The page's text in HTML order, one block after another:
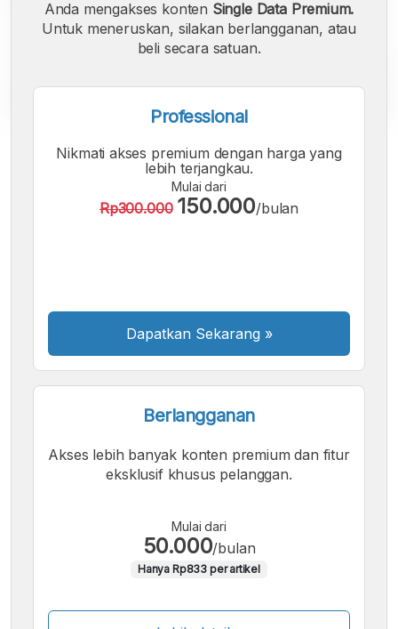
FontFont
Sedang
Font
Besar
Anda mengakses konten Single Data Premium.
Untuk meneruskan, silakan berlangganan, atau
beli secara satuan.
Professional
Nikmati akses premium dengan harga yang
lebih terjangkau.
Mulai dari
Rp300.000 150.000/bulan
Dapatkan Sekarang »
Berlangganan
Akses lebih banyak konten premium dan fitur
eksklusif khusus pelanggan.
Mulai dari
50.000/bulan
Hanya Rp833 per artikel